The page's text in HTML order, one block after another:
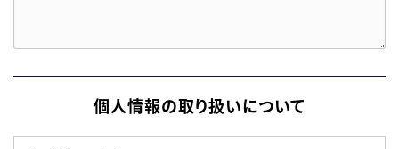
個人情報の取り扱いについて